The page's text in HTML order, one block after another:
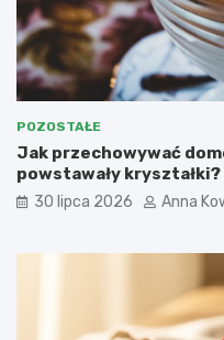
POZOSTAŁE
Jak przechowywać
powstawały
30 lipca 2026 Anna